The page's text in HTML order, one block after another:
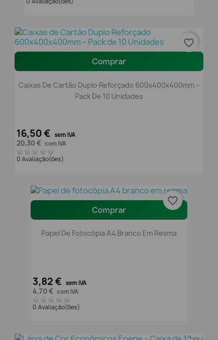
Comprar
Caixas De Cartão Duplo Reforçado 600x400x400mm –
Pack De 10 Unidades
16,50 € sem IVA
20,30 € com IVA
0 Avaliação(ões)
favorite_border
Comprar
Papel De Fotocópia A4 Branco Em Resma
3,82 € sem IVA
4,70 € com IVA
0 Avaliação(ões)
favorite_border